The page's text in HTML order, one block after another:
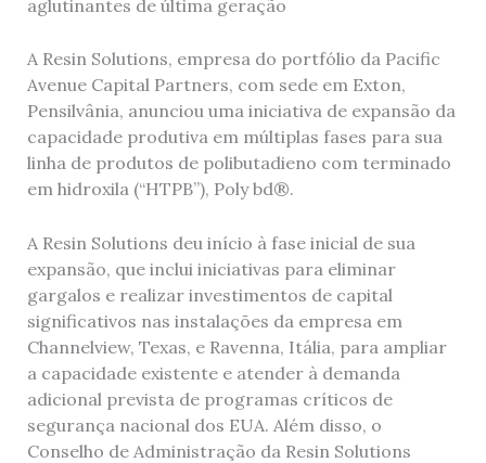
aglutinantes de última geração
A Resin Solutions, empresa do portfólio da Pacific
Avenue Capital Partners, com sede em Exton,
Pensilvânia, anunciou uma iniciativa de expansão da
capacidade produtiva em múltiplas fases para sua
linha de produtos de polibutadieno com terminado
em hidroxila (“HTPB”), Poly bd®.
A Resin Solutions deu início à fase inicial de sua
expansão, que inclui iniciativas para eliminar
gargalos e realizar investimentos de capital
significativos nas instalações da empresa em
Channelview, Texas, e Ravenna, Itália, para ampliar
a capacidade existente e atender à demanda
adicional prevista de programas críticos de
segurança nacional dos EUA. Além disso, o
Conselho de Administração da Resin Solutions